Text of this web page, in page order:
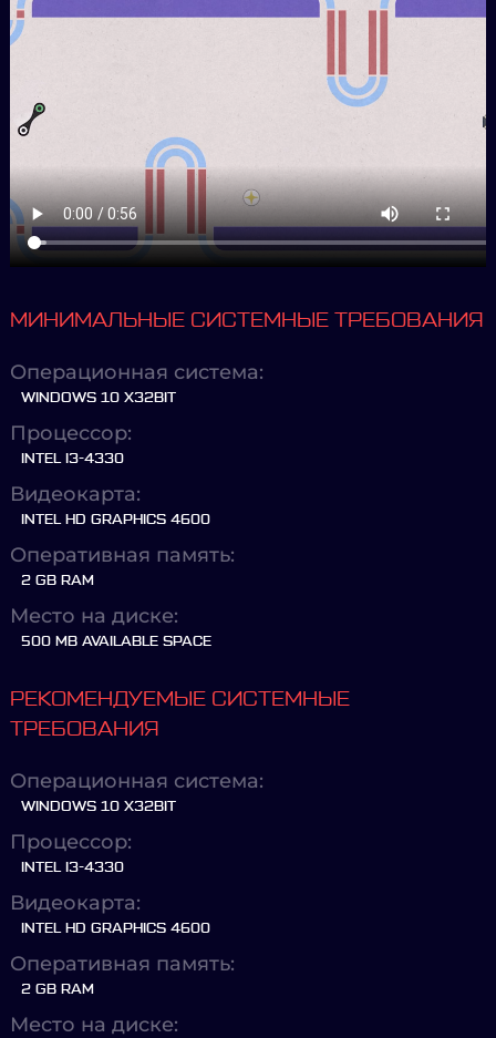
МИНИМАЛЬНЫЕ СИСТЕМНЫЕ ТРЕБОВАНИЯ
Операционная система:
WINDOWS 10 X32BIT
Процессор:
INTEL I3-4330
Видеокарта:
INTEL HD GRAPHICS 4600
Оперативная память:
2 GB RAM
Место на диске:
500 MB AVAILABLE SPACE
РЕКОМЕНДУЕМЫЕ СИСТЕМНЫЕ
ТРЕБОВАНИЯ
Операционная система:
WINDOWS 10 X32BIT
Процессор:
INTEL I3-4330
Видеокарта:
INTEL HD GRAPHICS 4600
Оперативная память:
2 GB RAM
Место на диске: